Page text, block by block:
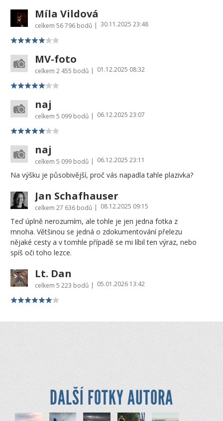
Míla Vildová
celkem 56 796 bodů | 30.11.2025 23:48
MV-foto
celkem 2 455 bodů | 01.12.2025 08:32
naj
celkem 5 099 bodů | 06.12.2025 23:07
naj
celkem 5 099 bodů | 06.12.2025 23:11
Na výšku je působivější, proč vás napadla tahle plazivka?
Jan Schafhauser
celkem 27 636 bodů | 08.12.2025 09:15
Teď úplně nerozumím, ale tohle je jen jedna fotka z
mnoha. Většinou se jedná o zdokumentování přelezu
nějaké cesty a v tomhle případě se mi líbil ten výraz, nebo
spíš oči toho lezce.
Lt. Dan
celkem 5 223 bodů | 05.01.2026 13:42
DALŠÍ FOTKY AUTORA